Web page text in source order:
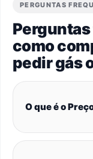
PERGUNTAS
como
pedir gás
O que é o